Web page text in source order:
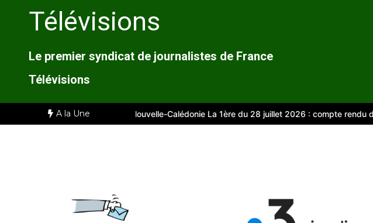
Télévisions
Le premier syndicat de journalistes de France
Télévisions
A la Une
Comité d’entreprise de Nouvelle-Calédonie La 1ère du 28 juillet 2026 : compte rendu du SNJ